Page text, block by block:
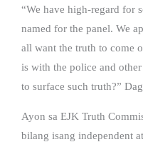
“We have high-regard for
named for the panel. We
all want the truth to come
is with the police and
to surface such truth?”
Ayon sa EJK Truth
bilang isang independent